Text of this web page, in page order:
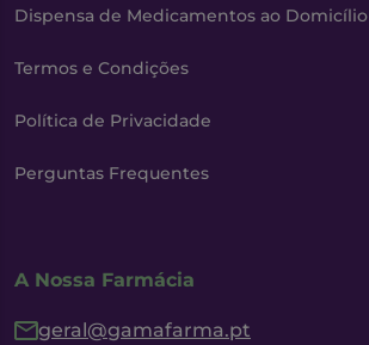
Dispensa de Medicamentos ao Domicílio
Termos e Condições
Política de Privacidade
Perguntas Frequentes
A Nossa Farmácia
geral@gamafarma.pt